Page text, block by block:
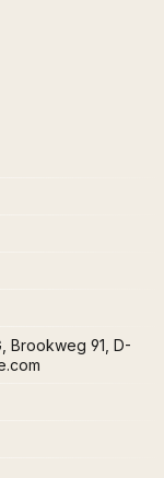
Brookweg 91, D-